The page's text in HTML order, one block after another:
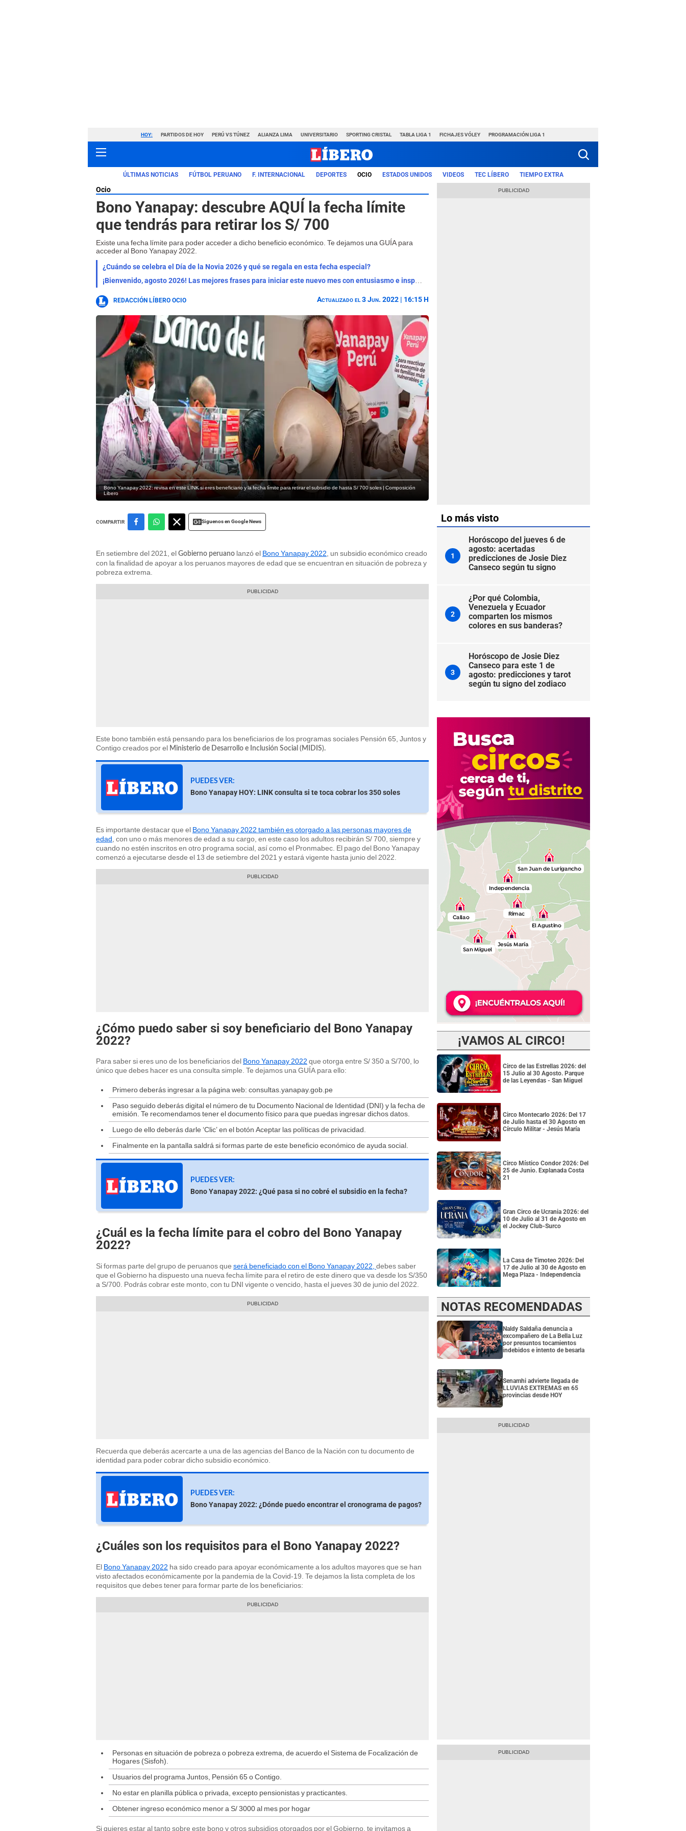
HOY: PARTIDOS DE HOY PERÚ VS TÚNEZ ALIANZA LIMA UNIVERSITARIO SPORTING CRISTAL TABLA LIGA 1 FICHAJES VÓLEY PROGRAMACIÓN LIGA 1
ÚLTIMAS NOTICIAS FÚTBOL PERUANO F. INTERNACIONAL DEPORTES OCIO ESTADOS UNIDOS VIDEOS TEC LÍBERO TIEMPO EXTRA
Ocio
Bono Yanapay: descubre AQUÍ la fecha límite
que tendrás para retirar los S/ 700
Existe una fecha límite para poder acceder a dicho beneficio económico. Te dejamos una GUÍA para
acceder al Bono Yanapay 2022.
¿Cuándo se celebra el Día de la Novia 2026 y qué se regala en esta fecha especial?
¡Bienvenido, agosto 2026! Las mejores frases para iniciar este nuevo mes con entusiasmo e inspiración
REDACCIÓN LÍBERO OCIO Actualizado el 3 Jun. 2022 | 16:15 H
Bono Yanapay 2022: revisa en este LINK si eres beneficiario y la fecha límite para retirar el subsidio de hasta S/ 700 soles | Composición
Libero
COMPARTIR Siguenos en Google News
En setiembre del 2021, el Gobierno peruano lanzó el Bono Yanapay 2022 , un subsidio económico creado
con la finalidad de apoyar a los peruanos mayores de edad que se encuentran en situación de pobreza y
pobreza extrema.
Este bono también está pensando para los beneficiarios de los programas sociales Pensión 65, Juntos y
Contigo creados por el Ministerio de Desarrollo e Inclusión Social (MIDIS).
PUEDES VER:
Bono Yanapay HOY: LINK consulta si te toca cobrar los 350 soles
Es importante destacar que el Bono Yanapay 2022 también es otorgado a las personas mayores de
edad , con uno o más menores de edad a su cargo, en este caso los adultos recibirán S/ 700, siempre y
cuando no estén inscritos en otro programa social, así como el Pronmabec. El pago del Bono Yanapay
comenzó a ejecutarse desde el 13 de setiembre del 2021 y estará vigente hasta junio del 2022.
¿Cómo puedo saber si soy beneficiario del Bono Yanapay
2022?
Para saber si eres uno de los beneficiarios del Bono Yanapay 2022 que otorga entre S/ 350 a S/700, lo
único que debes hacer es una consulta simple. Te dejamos una GUÍA para ello:
Primero deberás ingresar a la página web: consultas.yanapay.gob.pe
Paso seguido deberás digital el número de tu Documento Nacional de Identidad (DNI) y la fecha de
emisión. Te recomendamos tener el documento físico para que puedas ingresar dichos datos.
Luego de ello deberás darle ‘Clic’ en el botón Aceptar las políticas de privacidad.
Finalmente en la pantalla saldrá si formas parte de este beneficio económico de ayuda social.
PUEDES VER:
Bono Yanapay 2022: ¿Qué pasa si no cobré el subsidio en la fecha?
¿Cuál es la fecha límite para el cobro del Bono Yanapay
2022?
Si formas parte del grupo de peruanos que será beneficiado con el Bono Yanapay 2022, debes saber
que el Gobierno ha dispuesto una nueva fecha límite para el retiro de este dinero que va desde los S/350
a S/700. Podrás cobrar este monto, con tu DNI vigente o vencido, hasta el jueves 30 de junio del 2022.
Recuerda que deberás acercarte a una de las agencias del Banco de la Nación con tu documento de
identidad para poder cobrar dicho subsidio económico.
PUEDES VER:
Bono Yanapay 2022: ¿Dónde puedo encontrar el cronograma de pagos?
¿Cuáles son los requisitos para el Bono Yanapay 2022?
El Bono Yanapay 2022 ha sido creado para apoyar económicamente a los adultos mayores que se han
visto afectados económicamente por la pandemia de la Covid-19. Te dejamos la lista completa de los
requisitos que debes tener para formar parte de los beneficiarios:
Personas en situación de pobreza o pobreza extrema, de acuerdo el Sistema de Focalización de
Hogares (Sisfoh).
Usuarios del programa Juntos, Pensión 65 o Contigo.
No estar en planilla pública o privada, excepto pensionistas y practicantes.
Obtener ingreso económico menor a S/ 3000 al mes por hogar
Si quieres estar al tanto sobre este bono y otros subsidios otorgados por el Gobierno, te invitamos a
Lo más visto
1
Horóscopo del jueves 6 de
agosto: acertadas
predicciones de Josie Diez
Canseco según tu signo
2
¿Por qué Colombia,
Venezuela y Ecuador
comparten los mismos
colores en sus banderas?
3
Horóscopo de Josie Diez
Canseco para este 1 de
agosto: predicciones y tarot
según tu signo del zodiaco
¡VAMOS AL CIRCO!
Circo de las Estrellas 2026: del
15 Julio al 30 Agosto. Parque
de las Leyendas - San Miguel
Circo Montecarlo 2026: Del 17
de Julio hasta el 30 Agosto en
Círculo Militar - Jesús María
Circo Místico Condor 2026: Del
25 de Junio. Explanada Costa
21
Gran Circo de Ucrania 2026: del
10 de Julio al 31 de Agosto en
el Jockey Club-Surco
La Casa de Timoteo 2026: Del
17 de Julio al 30 de Agosto en
Mega Plaza - Independencia
NOTAS RECOMENDADAS
Naldy Saldaña denuncia a
excompañero de La Bella Luz
por presuntos tocamientos
indebidos e intento de besarla
Senamhi advierte llegada de
LLUVIAS EXTREMAS en 65
provincias desde HOY